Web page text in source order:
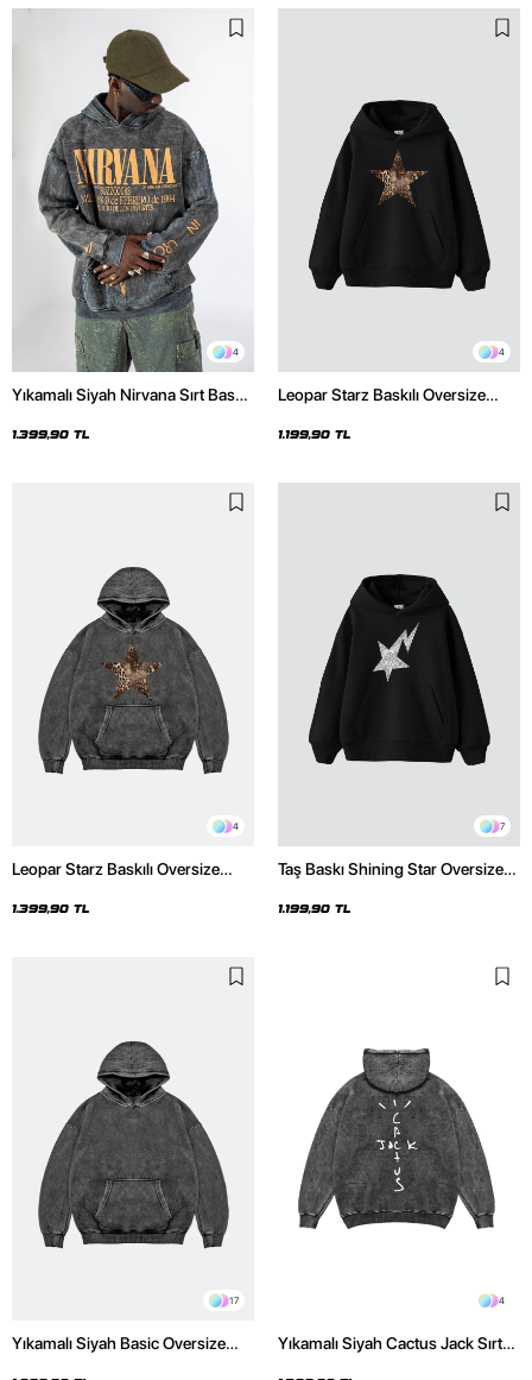
4
Yıkamalı Siyah Nirvana Sırt Baskılı
1.399,90 TL
4
Leopar Starz Baskılı Oversize
1.199,90 TL
4
Leopar Starz Baskılı Oversize
Hoodie
1.399,90 TL
7
Taş Baskı Shining Star Oversize
1.199,90 TL
17
Yıkamalı Siyah Basic Oversize
4
Yıkamalı Siyah Cactus Jack Sırt